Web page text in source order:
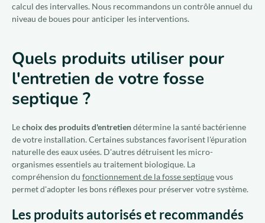
calcul des intervalles. Nous recommandons un contrôle annuel du
niveau de boues pour anticiper les interventions.
Quels produits utiliser pour
l'entretien de votre fosse
septique ?
Lechoix des produits d'entretiendétermine la santé bactérienne
de votre installation. Certaines substances favorisent l'épuration
naturelle des eaux usées. D'autres détruisent les micro-
organismes essentiels au traitement biologique. La
compréhension du fonctionnement de la fosse septiquevous
permet d'adopter les bons réflexes pour préserver votre système.
Les produits autorisés et recommandés